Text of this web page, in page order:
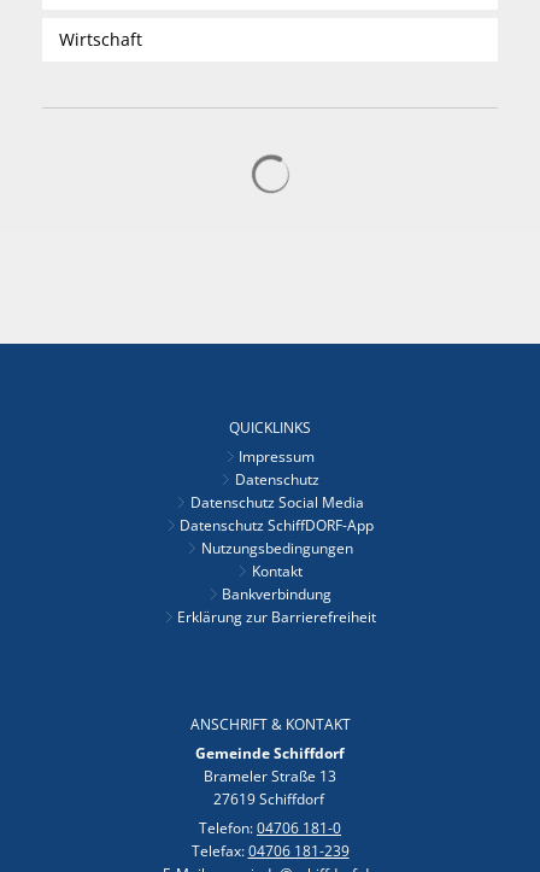
Wirtschaft
QUICKLINKS
Impressum
Datenschutz
Datenschutz Social Media
Datenschutz SchiffDORF-App
Nutzungsbedingungen
Kontakt
Bankverbindung
Erklärung zur Barrierefreiheit
ANSCHRIFT & KONTAKT
Gemeinde Schiffdorf
Brameler Straße 13
27619 Schiffdorf
Telefon:04706 181-0
Telefax:04706 181-239